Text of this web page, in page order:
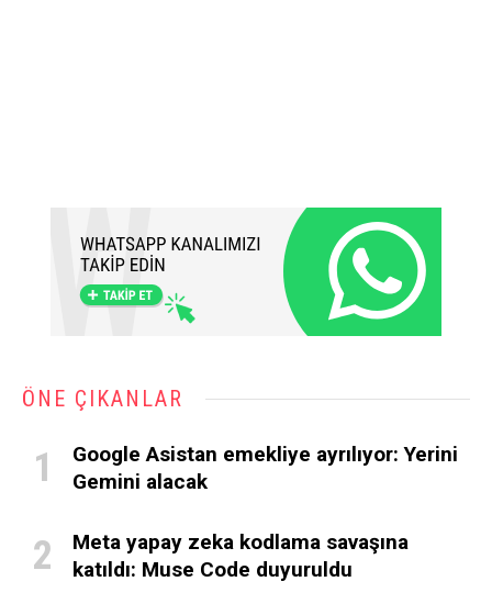
ÖNE ÇIKANLAR
Google Asistan emekliye ayrılıyor: Yerini
Gemini alacak
Meta yapay zeka kodlama savaşına
katıldı: Muse Code duyuruldu